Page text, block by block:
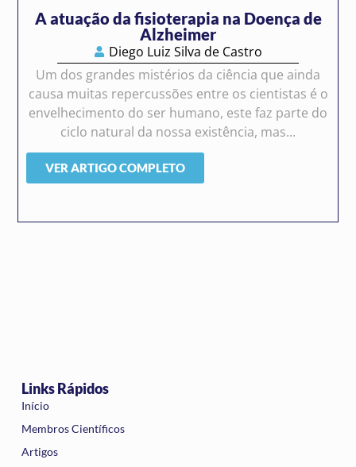
A atuação da fisioterapia na Doença de
Alzheimer
Diego Luiz Silva de Castro
Um dos grandes mistérios da ciência que ainda
causa muitas repercussões entre os cientistas é o
envelhecimento do ser humano, este faz parte do
ciclo natural da nossa existência, mas...
VER ARTIGO COMPLETO
Links Rápidos
Início
Membros Científicos
Artigos